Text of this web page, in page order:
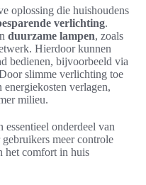
oplossing die huishoudens
verlichting.
duurzame lampen, zoals
Hierdoor kunnen
bedienen, bijvoorbeeld via
slimme verlichting toe
verlagen,
milieu.
onderdeel van
meer controle
het comfort in huis